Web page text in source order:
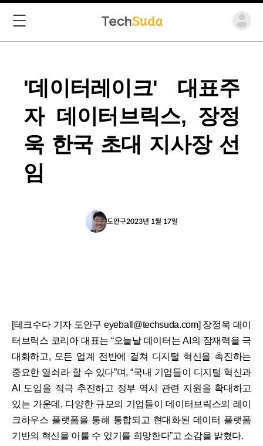
'데이터레이크' 대표주
자 데이터브릭스, 장정
욱 한국 초대 지사장 선
임
도안구2023년 1월 17일
[테크수다 기자 도안구 eyeball@techsuda.com] 장정욱 데이
터브릭스 코리아 대표는 “오늘날 데이터는 AI의 잠재력을 극
대화하고, 모든 업계 전반에 걸쳐 디지털 혁신을 촉진하는
중요한 열쇠라 할 수 있다”며, “국내 기업들이 디지털 혁신과
AI 도입을 적극 추진하고 정부 역시 관련 지원을 확대하고
있는 가운데, 다양한 규모의 기업들이 데이터브릭스의 레이
크하우스 플랫폼을 통해 통합되고 현대화된 데이터 플랫폼
기반의 혁신을 이룰 수 있기를 희망한다”고 소감을 밝혔다.